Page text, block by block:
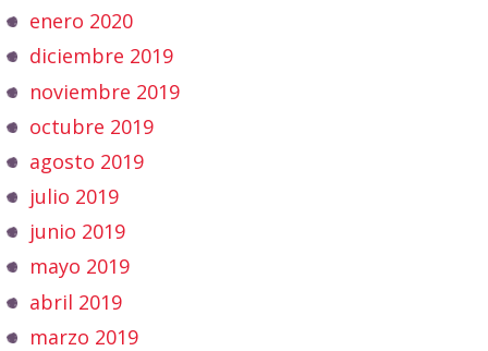
enero 2020
diciembre 2019
noviembre 2019
octubre 2019
agosto 2019
julio 2019
junio 2019
mayo 2019
abril 2019
marzo 2019